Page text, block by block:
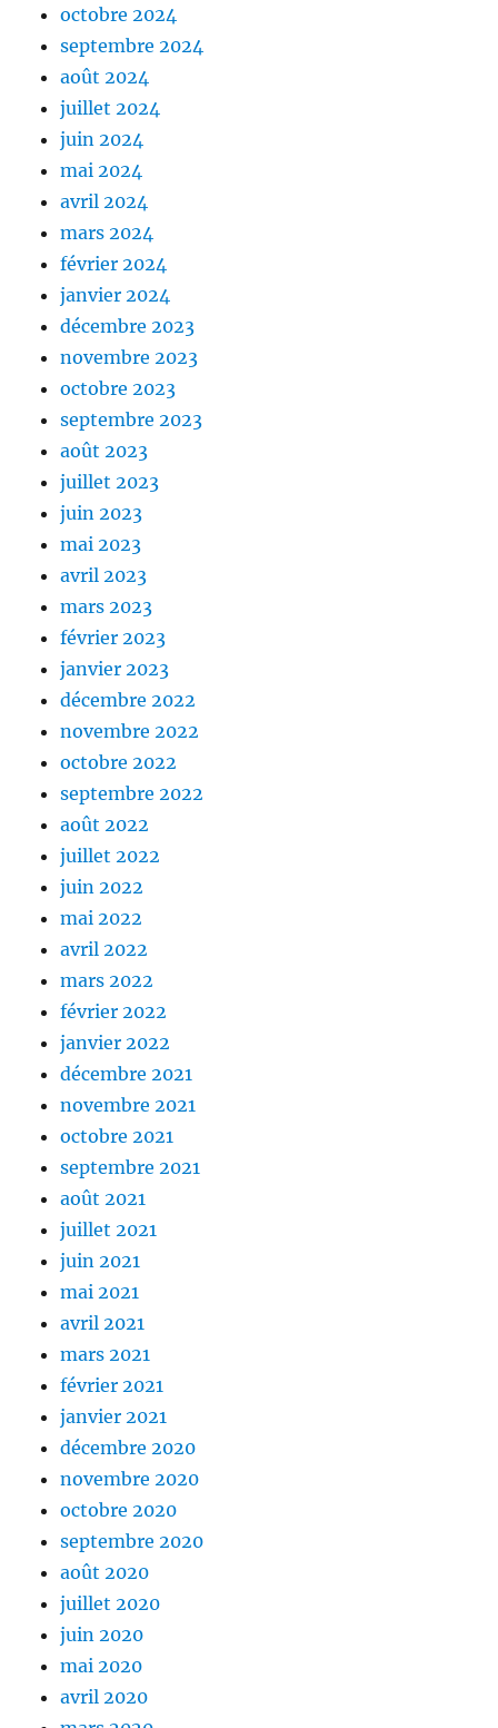
octobre 2024
septembre 2024
août 2024
juillet 2024
juin 2024
mai 2024
avril 2024
mars 2024
février 2024
janvier 2024
décembre 2023
novembre 2023
octobre 2023
septembre 2023
août 2023
juillet 2023
juin 2023
mai 2023
avril 2023
mars 2023
février 2023
janvier 2023
décembre 2022
novembre 2022
octobre 2022
septembre 2022
août 2022
juillet 2022
juin 2022
mai 2022
avril 2022
mars 2022
février 2022
janvier 2022
décembre 2021
novembre 2021
octobre 2021
septembre 2021
août 2021
juillet 2021
juin 2021
mai 2021
avril 2021
mars 2021
février 2021
janvier 2021
décembre 2020
novembre 2020
octobre 2020
septembre 2020
août 2020
juillet 2020
juin 2020
mai 2020
avril 2020